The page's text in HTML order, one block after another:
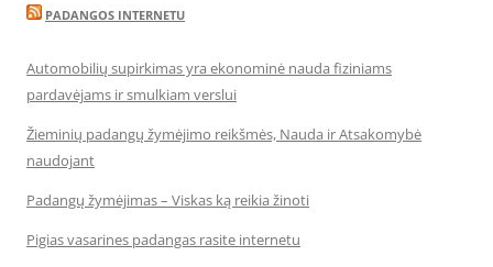
PADANGOS INTERNETU
Automobilių supirkimas yra ekonominė nauda fiziniams
pardavėjams ir smulkiam verslui
Žieminių padangų žymėjimo reikšmės, Nauda ir Atsakomybė
naudojant
Padangų žymėjimas – Viskas ką reikia žinoti
Pigias vasarines padangas rasite internetu